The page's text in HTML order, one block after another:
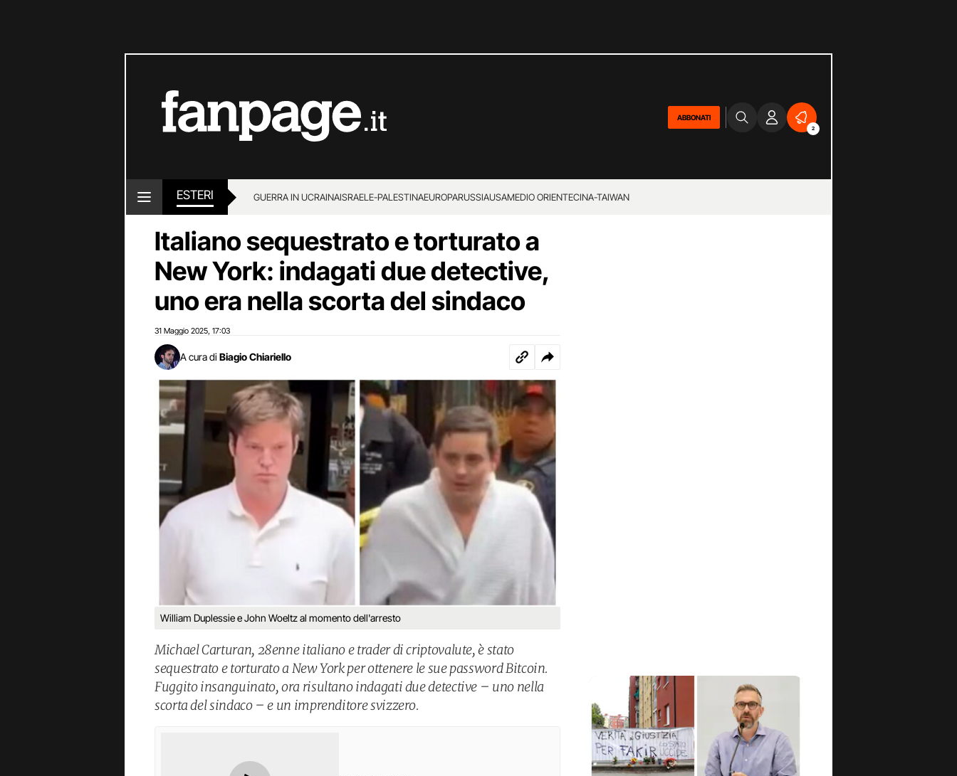
ABBONATI
2
ESTERI GUERRA IN UCRAINAISRAELE-PALESTINAEUROPARUSSIAUSAMEDIO ORIENTECINA-TAIWAN
Italiano sequestrato e torturato a
New York: indagati due detective,
uno era nella scorta del sindaco
31 Maggio 2025 17:03
A cura di Biagio Chiariello
William Duplessie e John Woeltz al momento dell'arresto
Michael Carturan, 28enne italiano e trader di criptovalute, è stato
sequestrato e torturato a New York per ottenere le sue password Bitcoin.
Fuggito insanguinato, ora risultano indagati due detective – uno nella
scorta del sindaco – e un imprenditore svizzero.